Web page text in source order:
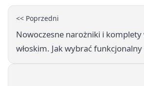
<< Poprzedni
Nowoczesne narożniki i komplety
włoskim. Jak wybrać funkcjonalny